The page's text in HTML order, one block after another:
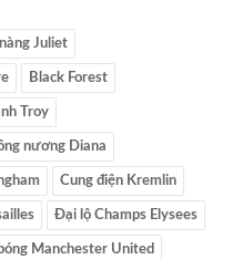
Juliet
Black Forest
Troy
nương Diana
Cung điện Kremlin
Đại lộ Champs Elysees
Manchester United